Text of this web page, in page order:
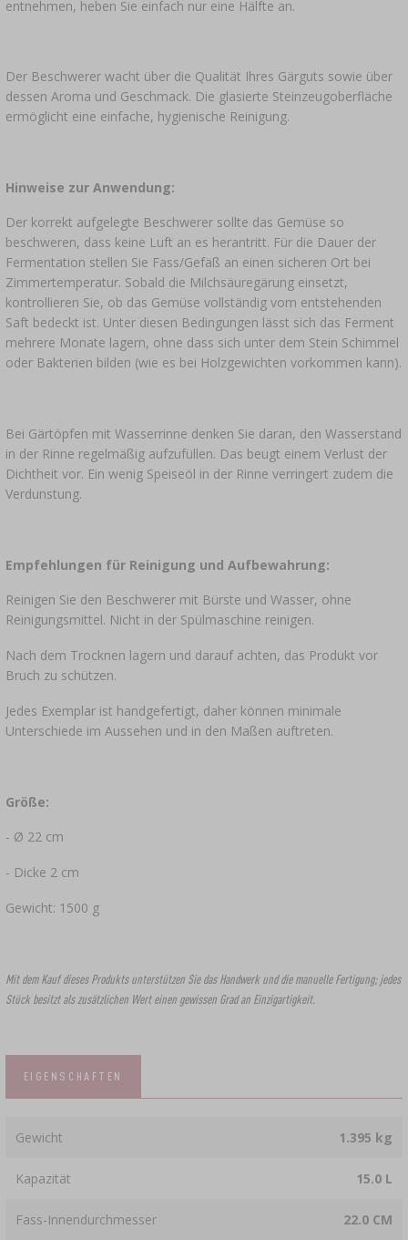
entnehmen, heben Sie einfach nur eine Hälfte an.
Der Beschwerer wacht über die Qualität Ihres Gärguts sowie über
dessen Aroma und Geschmack. Die glasierte Steinzeugoberfläche
ermöglicht eine einfache, hygienische Reinigung.
Hinweise zur Anwendung:
Der korrekt aufgelegte Beschwerer sollte das Gemüse so
beschweren, dass keine Luft an es herantritt. Für die Dauer der
Fermentation stellen Sie Fass/Gefäß an einen sicheren Ort bei
Zimmertemperatur. Sobald die Milchsäuregärung einsetzt,
kontrollieren Sie, ob das Gemüse vollständig vom entstehenden
Saft bedeckt ist. Unter diesen Bedingungen lässt sich das Ferment
mehrere Monate lagern, ohne dass sich unter dem Stein Schimmel
oder Bakterien bilden (wie es bei Holzgewichten vorkommen kann).
Bei Gärtöpfen mit Wasserrinne denken Sie daran, den Wasserstand
in der Rinne regelmäßig aufzufüllen. Das beugt einem Verlust der
Dichtheit vor. Ein wenig Speiseöl in der Rinne verringert zudem die
Verdunstung.
Empfehlungen für Reinigung und Aufbewahrung:
Reinigen Sie den Beschwerer mit Bürste und Wasser, ohne
Reinigungsmittel. Nicht in der Spülmaschine reinigen.
Nach dem Trocknen lagern und darauf achten, das Produkt vor
Bruch zu schützen.
Jedes Exemplar ist handgefertigt, daher können minimale
Unterschiede im Aussehen und in den Maßen auftreten.
Größe:
- Ø 22 cm
- Dicke 2 cm
Gewicht: 1500 g
Mit dem Kauf dieses Produkts unterstützen Sie das Handwerk und die manuelle Fertigung; jedes
Stück besitzt als zusätzlichen Wert einen gewissen Grad an Einzigartigkeit.
EIGENSCHAFTEN
Gewicht 1.395 kg
Kapazität 15.0 L
Fass-Innendurchmesser 22.0 CM